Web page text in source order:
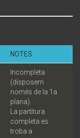
NOTES
Incompleta
(disposem
només de la 1a
plana).
La partitura
completa es
troba a